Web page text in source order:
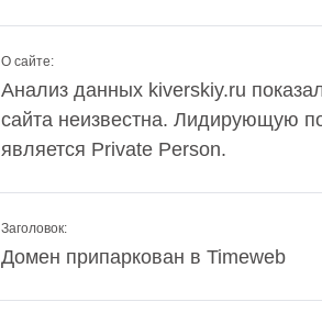
О сайте:
Анализ данных kiverskiy.ru
сайта неизвестна. Лидирующую
является Private Person.
Заголовок:
Домен припаркован в Timeweb